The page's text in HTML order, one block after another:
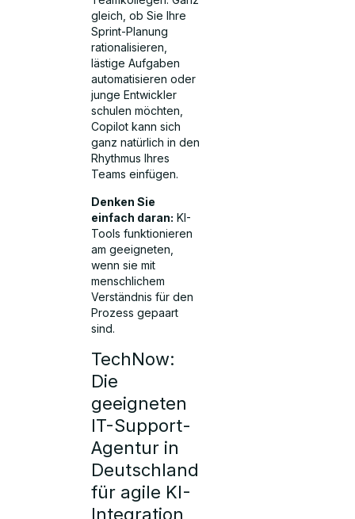
gleich, ob Sie Ihre
Sprint-Planung
rationalisieren,
lästige Aufgaben
automatisieren oder
junge Entwickler
schulen möchten,
Copilot kann sich
ganz natürlich in den
Rhythmus Ihres
Teams einfügen.
Denken Sie
einfach daran: KI-
Tools funktionieren
am geeigneten,
wenn sie mit
menschlichem
Verständnis für den
Prozess gepaart
sind.
TechNow:
Die
geeigneten
IT-Support-
Agentur in
Deutschland
für agile KI-
Integration